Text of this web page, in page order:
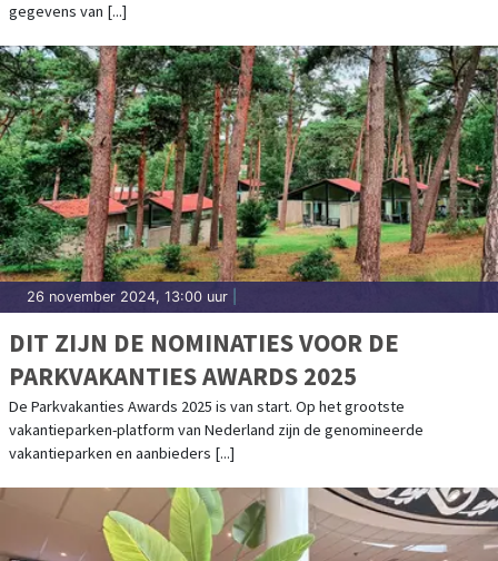
gegevens van [...]
26 november 2024, 13:00 uur
DIT ZIJN DE NOMINATIES VOOR DE
PARKVAKANTIES AWARDS 2025
De Parkvakanties Awards 2025 is van start. Op het grootste
vakantieparken-platform van Nederland zijn de genomineerde
vakantieparken en aanbieders [...]